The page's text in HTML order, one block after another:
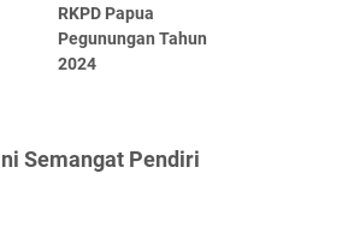
RKPD Papua
Pegunungan Tahun
2024
Semangat Pendiri